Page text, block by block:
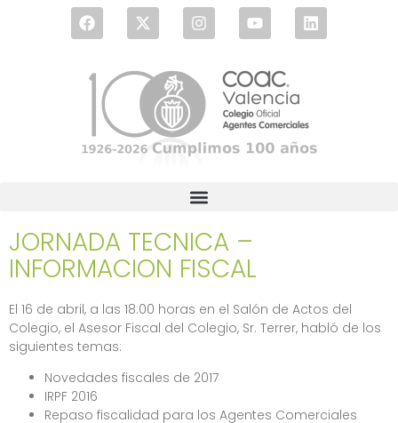
JORNADA TECNICA –
INFORMACION FISCAL
El 16 de abril, a las 18:00 horas en el Salón de Actos del
Colegio, el Asesor Fiscal del Colegio, Sr. Terrer, habló de los
siguientes temas:
Novedades fiscales de 2017
IRPF 2016
Repaso fiscalidad para los Agentes Comerciales